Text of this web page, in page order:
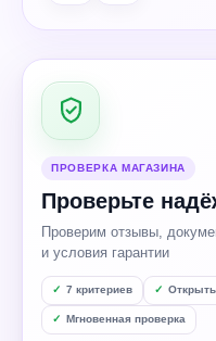
ПРОВЕРКА МАГАЗИНА
Проверьте
Проверим отзывы, документы,
и условия гарантии
7 критериев
Мгновенная проверка